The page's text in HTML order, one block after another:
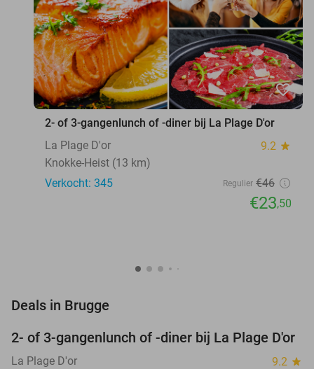
favorite_border
2- of 3-gangenlunch of -diner bij La Plage D'or
La Plage D'or
9.2 star
Knokke-Heist (13 km)
Verkocht: 345
Regulier €46
€23,50
Deals in Brugge
49%
2- of 3-gangenlunch of -diner bij La Plage D'or
La Plage D'or 9.2 star